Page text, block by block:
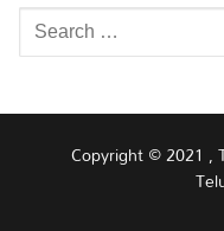
Search
for:
Copyright © 2021 ,